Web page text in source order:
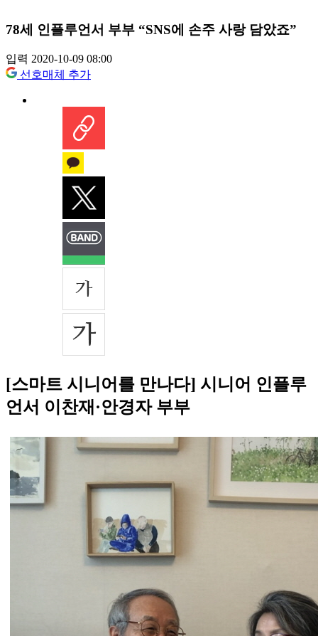
78세 인플루언서 부부 “SNS에 손주 사랑 담았죠”
입력 2020-10-09 08:00
선호매체 추가
[스마트 시니어를 만나다] 시니어 인플루
언서 이찬재·안경자 부부